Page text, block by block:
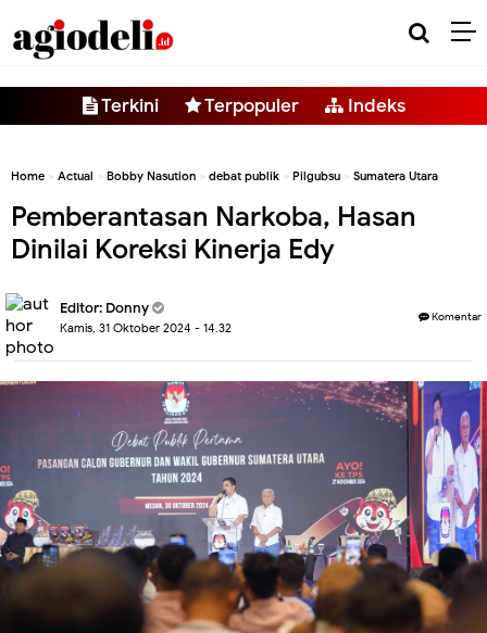
Terkini Terpopuler Indeks
Home » Actual » Bobby Nasution » debat publik » Pilgubsu » Sumatera Utara
Pemberantasan Narkoba, Hasan
Dinilai Koreksi Kinerja Edy
Editor: Donny
Kamis, 31 Oktober 2024 - 14.32
Komentar